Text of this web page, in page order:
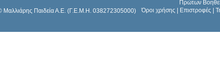
Πρώτων
Μαλλιάρης Παιδεία Α.Ε. (Γ.Ε.Μ.Η. 038272305000)
Όροι χρήσης Επιστροφές